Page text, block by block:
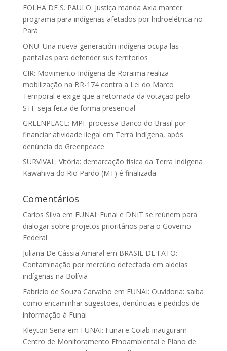
FOLHA DE S. PAULO: Justiça manda Axia manter
programa para indígenas afetados por hidroelétrica no
Pará
ONU: Una nueva generación indígena ocupa las
pantallas para defender sus territorios
CIR: Movimento Indígena de Roraima realiza
mobilização na BR-174 contra a Lei do Marco
Temporal e exige que a retomada da votação pelo
STF seja feita de forma presencial
GREENPEACE: MPF processa Banco do Brasil por
financiar atividade ilegal em Terra Indígena, após
denúncia do Greenpeace
SURVIVAL: Vitória: demarcação física da Terra Indígena
Kawahiva do Rio Pardo (MT) é finalizada
Comentários
Carlos Silva em FUNAI: Funai e DNIT se reúnem para
dialogar sobre projetos prioritários para o Governo
Federal
Juliana De Cássia Amaral em BRASIL DE FATO:
Contaminação por mercúrio detectada em aldeias
indígenas na Bolívia
Fabrício de Souza Carvalho em FUNAI: Ouvidoria: saiba
como encaminhar sugestões, denúncias e pedidos de
informação à Funai
Kleyton Sena em FUNAI: Funai e Coiab inauguram
Centro de Monitoramento Etnoambiental e Plano de